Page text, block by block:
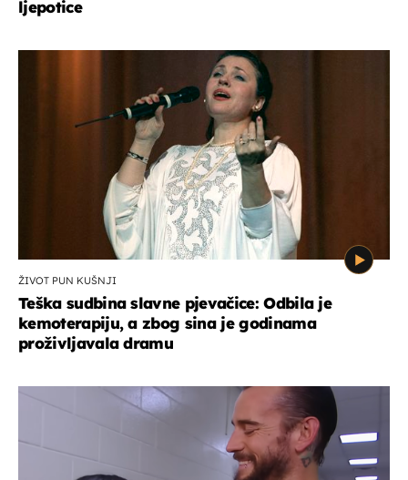
ljepotice
ŽIVOT PUN KUŠNJI
Teška sudbina slavne pjevačice: Odbila je
kemoterapiju, a zbog sina je godinama
proživljavala dramu